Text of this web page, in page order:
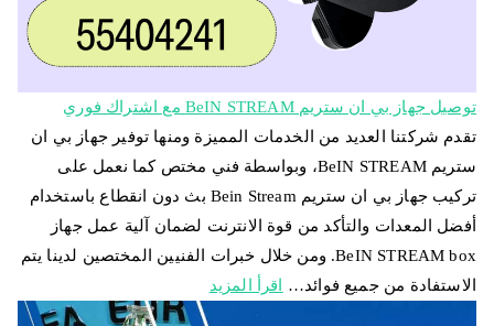
توصيل جهاز بي ان ستريم BeIN STREAM مع اشتراك فوري
تقدم شركتنا العديد من الخدمات المميزة ومنها توفير جهاز بي ان
ستريم BeIN STREAM، وبواسطة فني مختص كما نعمل على
تركيب جهاز بي ان ستريم Bein Stream بث دون انقطاع باستخدام
أفضل المعدات والتأكد من قوة الانترنت لضمان آلية عمل جهاز
BeIN STREAM box. ومن خلال خبرات الفنيين المختصين لدينا يتم
الاستفادة من جميع فوائد…
اقرأ المزيد